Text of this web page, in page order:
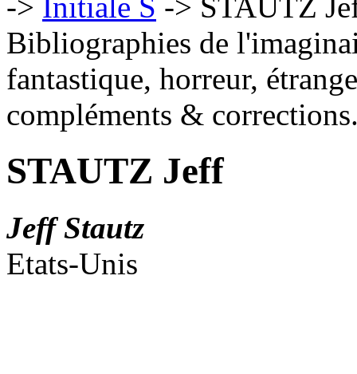
Bibliographies de
fantastique, horreur,
compléments &
STAUTZ Jeff
Jeff Stautz
Etats-Unis